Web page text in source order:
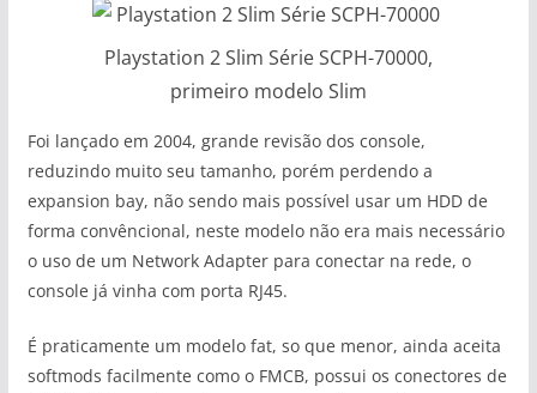
Playstation 2 Slim Série SCPH-70000,
primeiro modelo Slim
Foi lançado em 2004, grande revisão dos console,
reduzindo muito seu tamanho, porém perdendo a
expansion bay, não sendo mais possível usar um HDD de
forma convêncional, neste modelo não era mais necessário
o uso de um Network Adapter para conectar na rede, o
console já vinha com porta RJ45.
É praticamente um modelo fat, so que menor, ainda aceita
softmods facilmente como o FMCB, possui os conectores de